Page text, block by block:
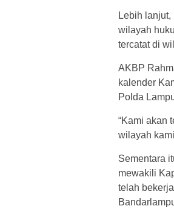
Lebih
wilayah
tercatat di
AKBP
kalender
Polda
“Kami akan
wilayah
Sementara
mewakili
telah